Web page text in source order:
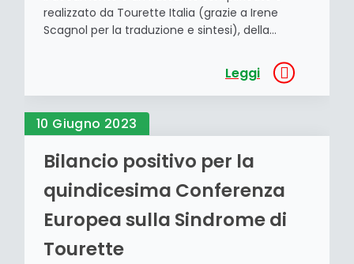
realizzato da Tourette Italia (grazie a Irene
Scagnol per la traduzione e sintesi), della
neuromodulazione: un approccio globale nella
gestione della Sindrome di Gilles de la Tourette”
realizzata da: Edoardo Monfrini, Christian Saleh,
Domenico Servello, Phillip Jaszczuck e Mauro
Porta. Il suo obiettivo […]
Leggi
10 Giugno 2023
Bilancio positivo per la
quindicesima Conferenza
Europea sulla Sindrome di
Tourette